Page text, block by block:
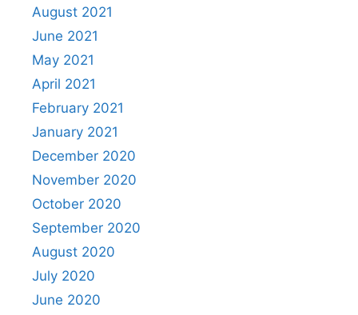
August 2021
June 2021
May 2021
April 2021
February 2021
January 2021
December 2020
November 2020
October 2020
September 2020
August 2020
July 2020
June 2020